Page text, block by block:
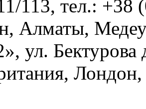
113, тел.: +38
Алматы,
ул.